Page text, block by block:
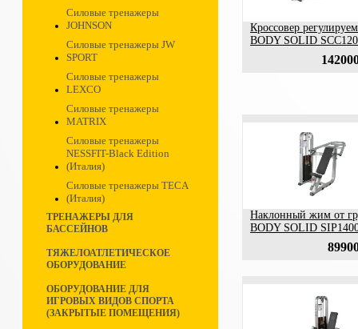
Силовые тренажеры
JOHNSON
Силовые тренажеры JW
SPORT
Силовые тренажеры
LEXCO
Силовые тренажеры
MATRIX
Силовые тренажеры
NESSFIT-Black Edition
(Италия)
Силовые тренажеры TECA
(Италия)
ТРЕНАЖЕРЫ ДЛЯ
БАССЕЙНОВ
ТЯЖЕЛОАТЛЕТИЧЕСКОЕ
ОБОРУДОВАНИЕ
ОБОРУДОВАНИЕ ДЛЯ
ИГРОВЫХ ВИДОВ СПОРТА
(ЗАКРЫТЫЕ ПОМЕЩЕНИЯ)
Кроссовер
BODY SOLID
Наклонный жим от
BODY SOLID